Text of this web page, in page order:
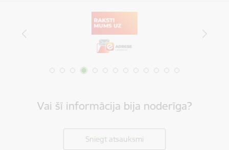
Vai šī informācija bija noderīga?
Sniegt atsauksmi